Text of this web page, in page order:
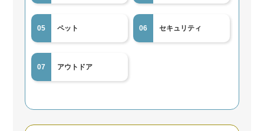
05 ペット 06 セキュリティ
07 アウトドア